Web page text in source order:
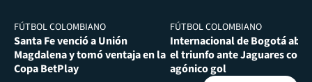
FÚTBOL COLOMBIANO
Santa Fe venció a Unión
Magdalena y tomó ventaja en la
Copa BetPlay
FÚTBOL COLOMBIANO
Internacional de Bogotá
el triunfo ante Jaguares con
agónico gol